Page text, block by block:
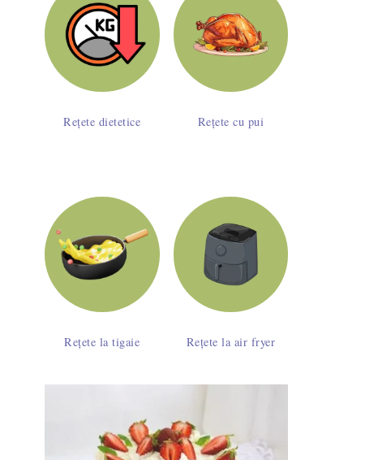
Aid - pro și contra
- interviu pe IQads
Rețete dietetice Rețete cu pui
Rețete la tigaie Rețete la air fryer